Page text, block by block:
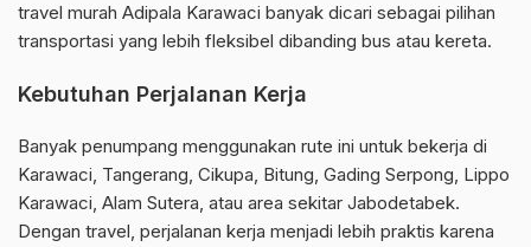
travel murah Adipala Karawaci banyak dicari sebagai pilihan
transportasi yang lebih fleksibel dibanding bus atau kereta.
Kebutuhan Perjalanan Kerja
Banyak penumpang menggunakan rute ini untuk bekerja di
Karawaci, Tangerang, Cikupa, Bitung, Gading Serpong, Lippo
Karawaci, Alam Sutera, atau area sekitar Jabodetabek.
Dengan travel, perjalanan kerja menjadi lebih praktis karena